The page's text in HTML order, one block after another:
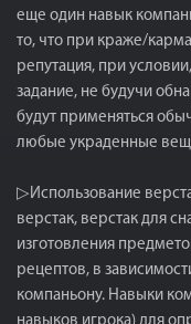
еще один навык
то, что при краже/
репутация, при
задание, не будучи
будут применяться
любые украденные
▷Использование
верстак, верстак для
изготовления
рецептов, в
компаньону. Навыки